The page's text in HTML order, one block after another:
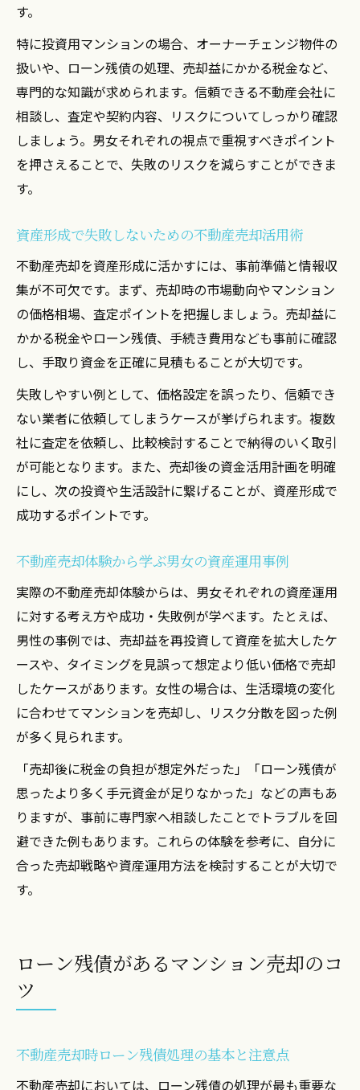
す。
特に投資用マンションの場合、オーナーチェンジ物件の
扱いや、ローン残債の処理、売却益にかかる税金など、
専門的な知識が求められます。信頼できる不動産会社に
相談し、査定や契約内容、リスクについてしっかり確認
しましょう。男女それぞれの視点で重視すべきポイント
を押さえることで、失敗のリスクを減らすことができま
す。
資産形成で失敗しないための不動産売却活用術
不動産売却を資産形成に活かすには、事前準備と情報収
集が不可欠です。まず、売却時の市場動向やマンション
の価格相場、査定ポイントを把握しましょう。売却益に
かかる税金やローン残債、手続き費用なども事前に確認
し、手取り資金を正確に見積もることが大切です。
失敗しやすい例として、価格設定を誤ったり、信頼でき
ない業者に依頼してしまうケースが挙げられます。複数
社に査定を依頼し、比較検討することで納得のいく取引
が可能となります。また、売却後の資金活用計画を明確
にし、次の投資や生活設計に繋げることが、資産形成で
成功するポイントです。
不動産売却体験から学ぶ男女の資産運用事例
実際の不動産売却体験からは、男女それぞれの資産運用
に対する考え方や成功・失敗例が学べます。たとえば、
男性の事例では、売却益を再投資して資産を拡大したケ
ースや、タイミングを見誤って想定より低い価格で売却
したケースがあります。女性の場合は、生活環境の変化
に合わせてマンションを売却し、リスク分散を図った例
が多く見られます。
「売却後に税金の負担が想定外だった」「ローン残債が
思ったより多く手元資金が足りなかった」などの声もあ
りますが、事前に専門家へ相談したことでトラブルを回
避できた例もあります。これらの体験を参考に、自分に
合った売却戦略や資産運用方法を検討することが大切で
す。
ローン残債があるマンション売却のコ
ツ
不動産売却時ローン残債処理の基本と注意点
不動産売却においては、ローン残債の処理が最も重要な